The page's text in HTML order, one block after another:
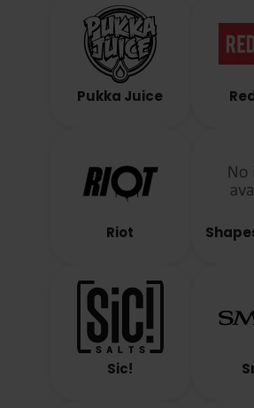
Pukka Juice
Riot
Sic!